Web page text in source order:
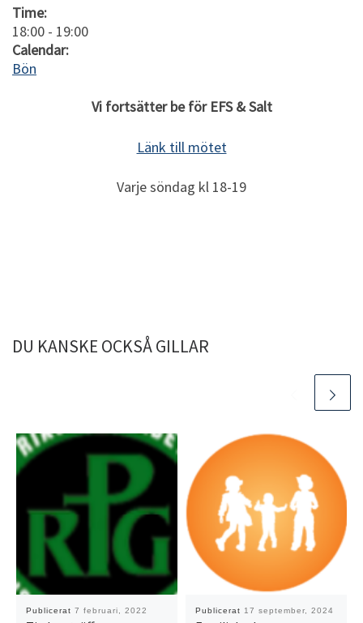
Time:
18:00 - 19:00
Calendar:
Bön
Vi fortsätter be för EFS & Salt
Länk till mötet
Varje söndag kl 18-19
DU KANSKE OCKSÅ GILLAR
Publicerat 7 februari, 2022 Publicerat 17 september, 2024